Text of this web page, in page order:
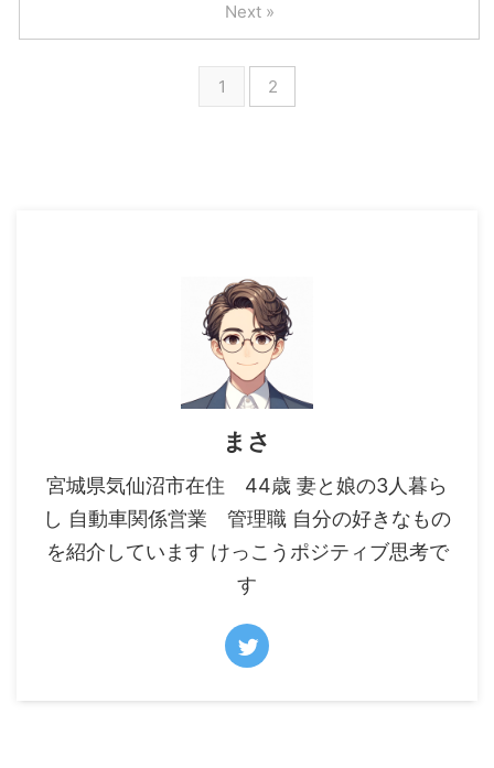
1 2
Next »
まさ
宮城県気仙沼市在住 44歳 妻と娘の3人暮ら
し 自動車関係営業 管理職 自分の好きなもの
を紹介しています けっこうポジティブ思考で
す